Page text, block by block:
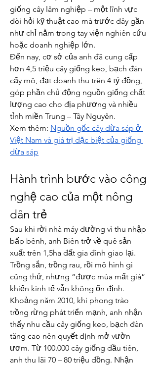
giống cây lâm nghiệp – một lĩnh vực
đòi hỏi kỹ thuật cao mà trước đây gần
như chỉ nằm trong tay viện nghiên cứu
hoặc doanh nghiệp lớn.
Đến nay, cơ sở của anh đã cung cấp
hơn 4,5 triệu cây giống keo, bạch đàn
cấy mô, đạt doanh thu trên 4 tỷ đồng,
góp phần chủ động nguồn giống chất
lượng cao cho địa phương và nhiều
tỉnh miền Trung – Tây Nguyên.
Xem thêm: Nguồn gốc cây dừa sáp ở
Việt Nam và giá trị đặc biệt của giống
dừa sáp
Hành trình bước vào công
nghệ cao của một nông
dân trẻ
Sau khi rời nhà máy đường vì thu nhập
bấp bênh, anh Biên trở về quê sản
xuất trên 1,5ha đất gia đình giao lại.
Trồng sắn, trồng rau, rồi mô hình gì
cũng thử, nhưng “được mùa mất giá”
khiến kinh tế vẫn không ổn định.
Khoảng năm 2010, khi phong trào
trồng rừng phát triển mạnh, anh nhận
thấy nhu cầu cây giống keo, bạch đàn
tăng cao nên quyết định mở vườn
ươm. Từ 100.000 cây giống đầu tiên,
anh thu lãi 70 – 80 triệu đồng. Nhận